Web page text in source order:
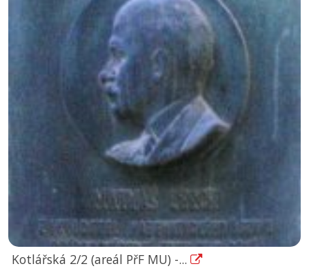
Kotlářská 2/2 (areál PřF MU) -...